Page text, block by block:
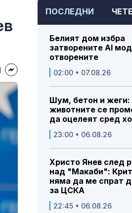
ПОСЛЕДНИ
Белият дом избра
затворените AI
отворените
02:00 • 07.08.26
Шум, бетон и жеги:
животните се
да оцелеят сред
23:00 • 06.08.26
Христо Янев след
над "Макаби":
няма да ме спрат
за ЦСКА
22:45 • 06.08.26